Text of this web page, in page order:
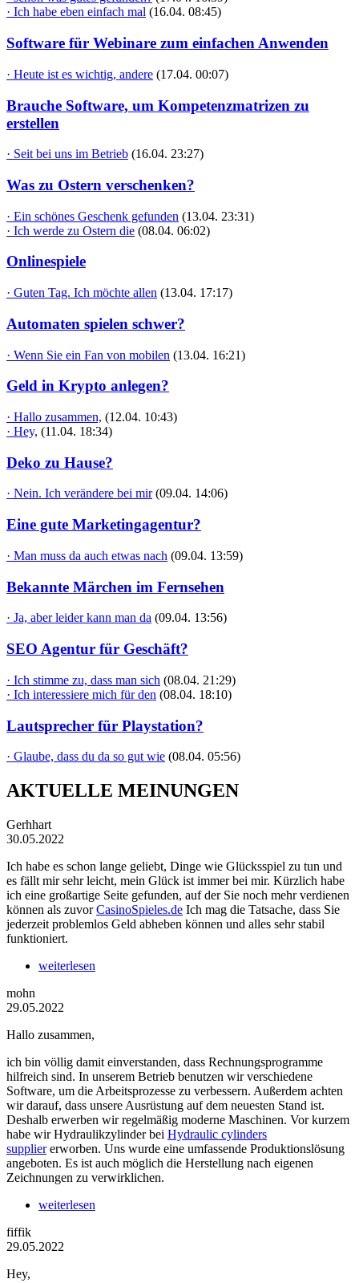
· Ich habe eben einfach mal (16.04. 08:45)
Software für Webinare zum einfachen Anwenden
· Heute ist es wichtig, andere (17.04. 00:07)
Brauche Software, um Kompetenzmatrizen zu
erstellen
· Seit bei uns im Betrieb (16.04. 23:27)
Was zu Ostern verschenken?
· Ein schönes Geschenk gefunden (13.04. 23:31)
· Ich werde zu Ostern die (08.04. 06:02)
Onlinespiele
· Guten Tag. Ich möchte allen (13.04. 17:17)
Automaten spielen schwer?
· Wenn Sie ein Fan von mobilen (13.04. 16:21)
Geld in Krypto anlegen?
· Hallo zusammen, (12.04. 10:43)
· Hey, (11.04. 18:34)
Deko zu Hause?
· Nein. Ich verändere bei mir (09.04. 14:06)
Eine gute Marketingagentur?
· Man muss da auch etwas nach (09.04. 13:59)
Bekannte Märchen im Fernsehen
· Ja, aber leider kann man da (09.04. 13:56)
SEO Agentur für Geschäft?
· Ich stimme zu, dass man sich (08.04. 21:29)
· Ich interessiere mich für den (08.04. 18:10)
Lautsprecher für Playstation?
· Glaube, dass du da so gut wie (08.04. 05:56)
AKTUELLE MEINUNGEN
Gerhhart
30.05.2022
Ich habe es schon lange geliebt, Dinge wie Glücksspiel zu tun und
es fällt mir sehr leicht, mein Glück ist immer bei mir. Kürzlich habe
ich eine großartige Seite gefunden, auf der Sie noch mehr verdienen
können als zuvorCasinoSpieles.de Ich mag die Tatsache, dass Sie
jederzeit problemlos Geld abheben können und alles sehr stabil
funktioniert.
weiterlesen
mohn
29.05.2022
Hallo zusammen,
ich bin völlig damit einverstanden, dass Rechnungsprogramme
hilfreich sind. In unserem Betrieb benutzen wir verschiedene
Software, um die Arbeitsprozesse zu verbessern. Außerdem achten
wir darauf, dass unsere Ausrüstung auf dem neuesten Stand ist.
Deshalb erwerben wir regelmäßig moderne Maschinen. Vor kurzem
habe wir Hydraulikzylinder bei Hydraulic cylinders
suppliererworben. Uns wurde eine umfassende Produktionslösung
angeboten. Es ist auch möglich die Herstellung nach eigenen
Zeichnungen zu verwirklichen.
weiterlesen
fiffik
29.05.2022
Hey,